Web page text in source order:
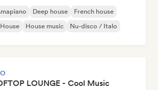
Deep house
French house
House music Nu-disco / Italo
LOUNGE - Cool Music